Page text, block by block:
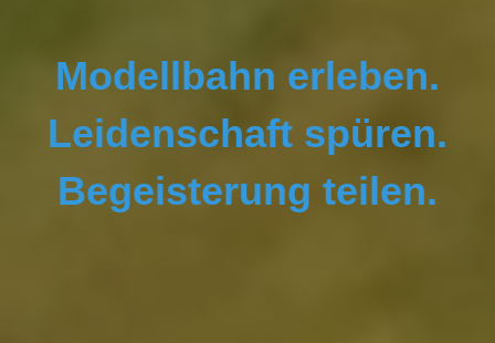
Modellbahn erleben.
Leidenschaft spüren.
Begeisterung teilen.